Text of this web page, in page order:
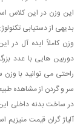
این وزن در این کلاس
بدیهی از دستیابی
وزن کاملاً ایده آل
دوربین هایی با عدد
راحتی می توانید با
سر و گردن از مشاهده
در ساخت بدنه داخلی
آلیاژ گران قیمت